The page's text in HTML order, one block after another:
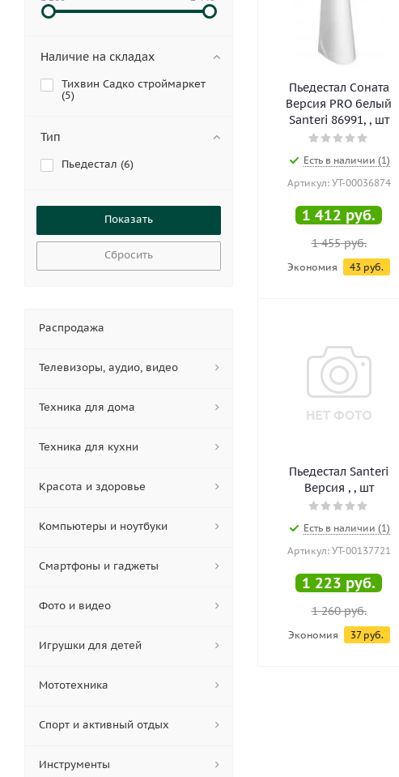
Пьедестал Соната
Версия PRO белый
Santeri 86991, , шт
Есть в наличии (1)
Артикул: УТ-00036874
1 412 руб.
1 455руб.
Экономия 43 руб.
Пьедестал Santeri
Версия , , шт
Есть в наличии (1)
Артикул: УТ-00137721
1 223 руб.
1 260руб.
Экономия 37руб.
Наличие на складах
Тихвин Садко строймаркет
(5)
Тип
Пьедестал (6)
Сбросить
Распродажа
Телевизоры, аудио, видео
Техника для дома
Техника для кухни
Красота и здоровье
Компьютеры и ноутбуки
Смартфоны и гаджеты
Фото и видео
Игрушки для детей
Мототехника
Спорт и активный отдых
Инструменты